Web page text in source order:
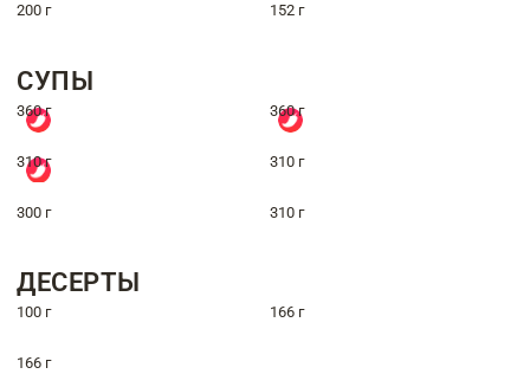
200 г 152 г
СУПЫ
360 г 360 г
310 г 310 г
300 г 310 г
ДЕСЕРТЫ
100 г 166 г
166 г